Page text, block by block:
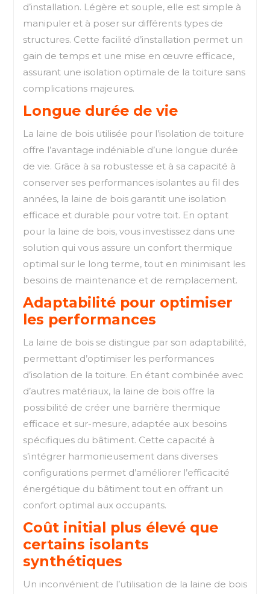
d’installation. Légère et souple, elle est simple à
manipuler et à poser sur différents types de
structures. Cette facilité d’installation permet un
gain de temps et une mise en œuvre efficace,
assurant une isolation optimale de la toiture sans
complications majeures.
Longue durée de vie
La laine de bois utilisée pour l’isolation de toiture
offre l’avantage indéniable d’une longue durée
de vie. Grâce à sa robustesse et à sa capacité à
conserver ses performances isolantes au fil des
années, la laine de bois garantit une isolation
efficace et durable pour votre toit. En optant
pour la laine de bois, vous investissez dans une
solution qui vous assure un confort thermique
optimal sur le long terme, tout en minimisant les
besoins de maintenance et de remplacement.
Adaptabilité pour optimiser
les performances
La laine de bois se distingue par son adaptabilité,
permettant d’optimiser les performances
d’isolation de la toiture. En étant combinée avec
d’autres matériaux, la laine de bois offre la
possibilité de créer une barrière thermique
efficace et sur-mesure, adaptée aux besoins
spécifiques du bâtiment. Cette capacité à
s’intégrer harmonieusement dans diverses
configurations permet d’améliorer l’efficacité
énergétique du bâtiment tout en offrant un
confort optimal aux occupants.
Coût initial plus élevé que
certains isolants
synthétiques
Un inconvénient de l’utilisation de la laine de bois